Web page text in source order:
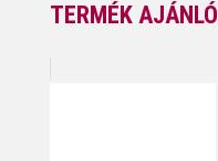
TERMÉK AJÁNLÓ